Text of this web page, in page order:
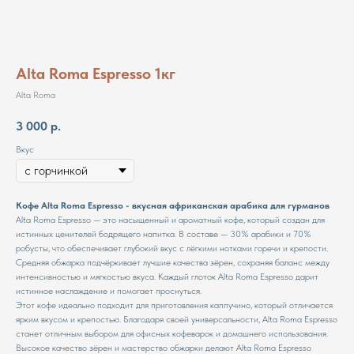
Alta Roma Espresso 1кг
Alta Roma
3 000 р.
Вкус
Кофе Alta Roma Espresso - вкусная африканская арабика для гурманов
Alta Roma Espresso — это насыщенный и ароматный кофе, который создан для
истинных ценителей бодрящего напитка. В составе — 30% арабики и 70%
робусты, что обеспечивает глубокий вкус с лёгкими нотками горечи и крепости.
Средняя обжарка подчёркивает лучшие качества зёрен, сохраняя баланс между
интенсивностью и мягкостью вкуса. Каждый глоток Alta Roma Espresso дарит
истинное наслаждение и помогает проснуться.
Этот кофе идеально подходит для приготовления каппучино, который отличается
ярким вкусом и крепостью. Благодаря своей универсальности, Alta Roma Espresso
станет отличным выбором для офисных кофеварок и домашнего использования.
Высокое качество зёрен и мастерство обжарки делают Alta Roma Espresso